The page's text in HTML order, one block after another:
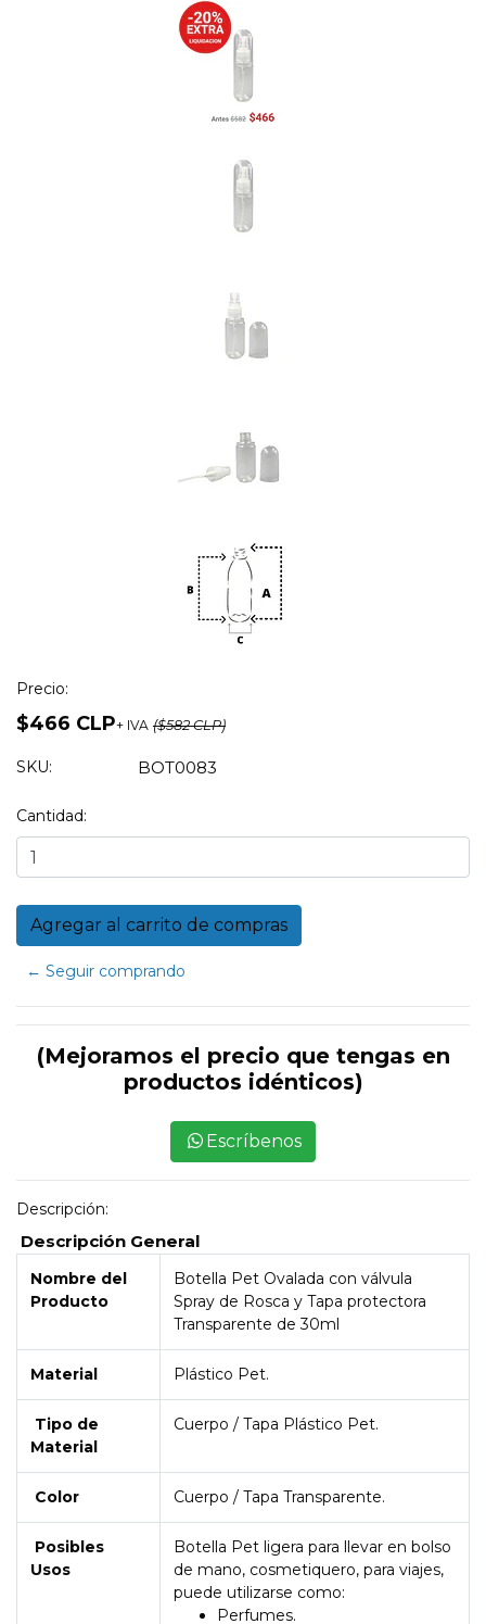
Precio:
$466 CLP+ IVA ($582 CLP)
SKU: BOT0083
Cantidad:
← Seguir comprando
(Mejoramos el precio que tengas en
productos idénticos)
Escríbenos
Descripción:
Descripción General
Nombre del
Producto
Botella Pet Ovalada con válvula
Spray de Rosca y Tapa protectora
Transparente de 30ml
Material Plástico Pet.
Tipo de
Material
Cuerpo / Tapa Plástico Pet.
Color Cuerpo / Tapa Transparente.
Posibles
Usos
Botella Pet ligera para llevar en bolso
de mano, cosmetiquero, para viajes,
puede utilizarse como:
Perfumes.